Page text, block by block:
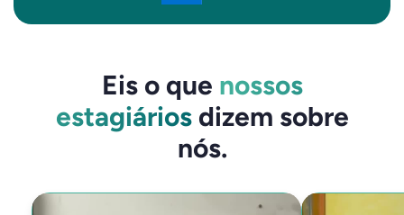
Eis o que nossos
estagiáriosdizem sobre
nós.